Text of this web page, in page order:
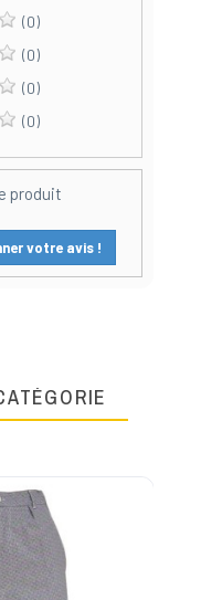
(0)
(0)
(0)
(0)
produit
votre avis !